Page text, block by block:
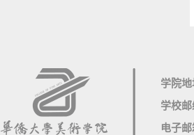
学院
学校邮
电子